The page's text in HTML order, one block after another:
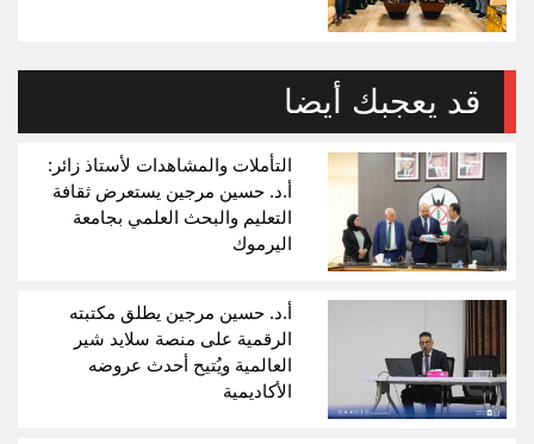
قد يعجبك أيضا
التأملات والمشاهدات لأستاذ زائر:
أ.د. حسين مرجين يستعرض ثقافة
التعليم والبحث العلمي بجامعة
اليرموك
أ.د. حسين مرجين يطلق مكتبته
الرقمية على منصة سلايد شير
العالمية ويُتيح أحدث عروضه
الأكاديمية